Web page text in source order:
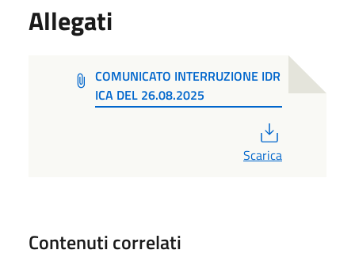
Allegati
COMUNICATO INTERRUZIONE IDR
ICA DEL 26.08.2025
Scarica
Contenuti correlati